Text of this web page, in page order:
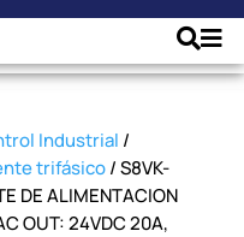
Industrial /
trifásico/ S8VK-
DE ALIMENTACION
OUT: 24VDC 20A,